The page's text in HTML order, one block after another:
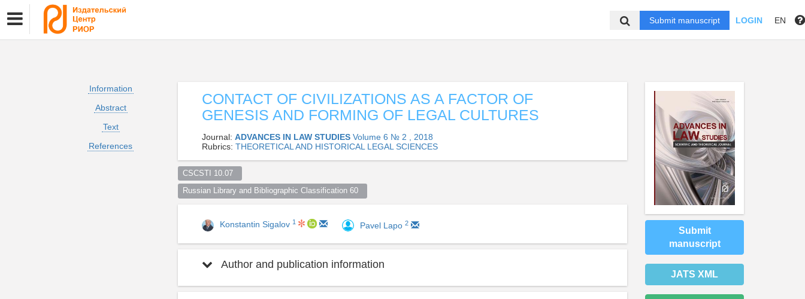
Submit manuscript LOGIN EN
Information
Abstract
Text
References
CONTACT OF CIVILIZATIONS AS A FACTOR OF
GENESIS AND FORMING OF LEGAL CULTURES
Journal: ADVANCES IN LAW STUDIES Volume 6 № 2 , 2018
Rubrics: THEORETICAL AND HISTORICAL LEGAL SCIENCES
CSCSTI 10.07
Russian Library and Bibliographic Classification 60
Konstantin Sigalov 1 Pavel Lapo 2
Author and publication information
Submit
manuscript
JATS XML